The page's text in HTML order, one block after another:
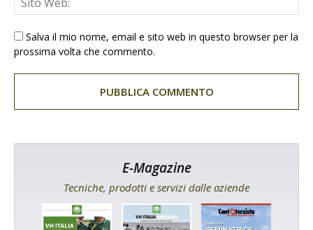
Salva il mio nome, email e sito web in questo browser per la
prossima volta che commento.
E-Magazine
Tecniche, prodotti e servizi dalle aziende